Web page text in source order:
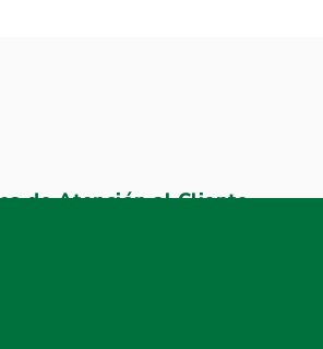
de Atención al Cliente